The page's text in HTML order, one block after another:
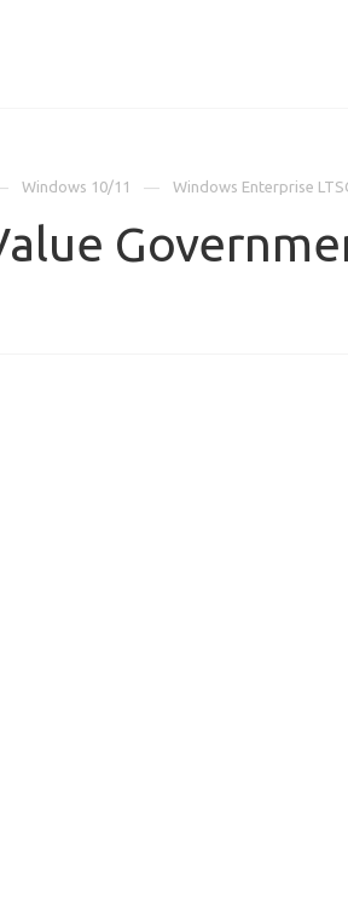
Windows 10/11 Windows Enterprise